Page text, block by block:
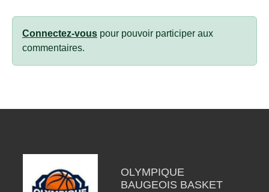
Connectez-vous pour pouvoir participer aux
commentaires.
OLYMPIQUE
BAUGEOIS BASKET